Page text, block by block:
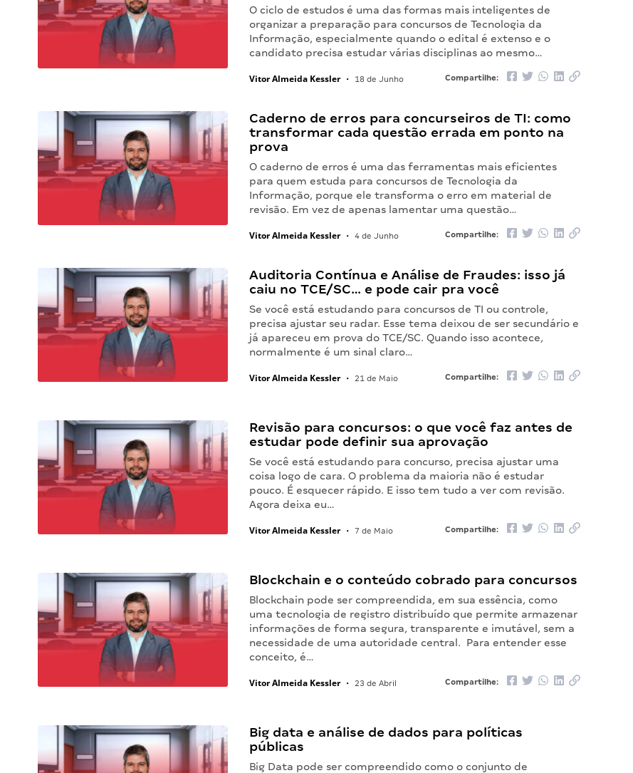
O ciclo de estudos é uma das formas mais inteligentes de
organizar a preparação para concursos de Tecnologia da
Informação, especialmente quando o edital é extenso e o
candidato precisa estudar várias disciplinas ao mesmo…
Vitor Almeida Kessler • 18 de Junho Compartilhe:
Caderno de erros para concurseiros de TI: como
transformar cada questão errada em ponto na
prova
O caderno de erros é uma das ferramentas mais eficientes
para quem estuda para concursos de Tecnologia da
Informação, porque ele transforma o erro em material de
revisão. Em vez de apenas lamentar uma questão…
Vitor Almeida Kessler • 4 de Junho Compartilhe:
Auditoria Contínua e Análise de Fraudes: isso já
caiu no TCE/SC… e pode cair pra você
Se você está estudando para concursos de TI ou controle,
precisa ajustar seu radar. Esse tema deixou de ser secundário e
já apareceu em prova do TCE/SC. Quando isso acontece,
normalmente é um sinal claro…
Vitor Almeida Kessler • 21 de Maio Compartilhe:
Revisão para concursos: o que você faz antes de
estudar pode definir sua aprovação
Se você está estudando para concurso, precisa ajustar uma
coisa logo de cara. O problema da maioria não é estudar
pouco. É esquecer rápido. E isso tem tudo a ver com revisão.
Agora deixa eu…
Vitor Almeida Kessler • 7 de Maio Compartilhe:
Blockchain e o conteúdo cobrado para concursos
Blockchain pode ser compreendida, em sua essência, como
uma tecnologia de registro distribuído que permite armazenar
informações de forma segura, transparente e imutável, sem a
necessidade de uma autoridade central. Para entender esse
conceito, é…
Vitor Almeida Kessler • 23 de Abril Compartilhe:
Big data e análise de dados para políticas
públicas
Big Data pode ser compreendido como o conjunto de